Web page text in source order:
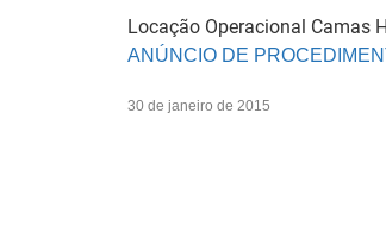
Locação Operacional Camas
ANÚNCIO DE
30 de janeiro de 2015